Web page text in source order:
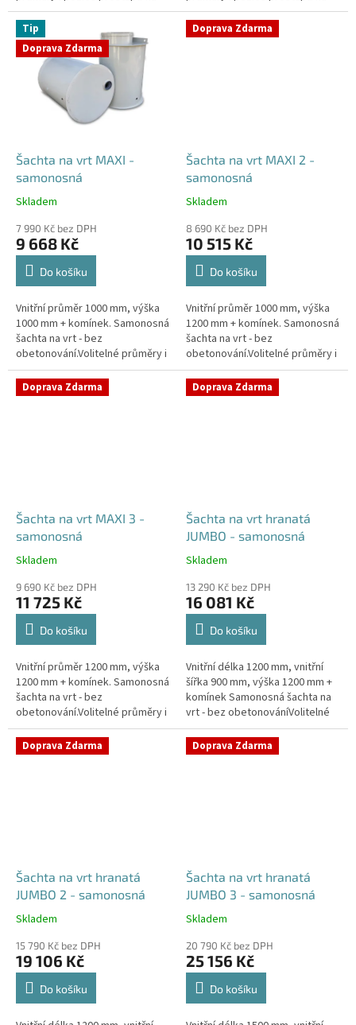
pažení vrtu, hadice i elektřinu -
požadované průměry...
pažení vrtu, hadice i elektřinu -
požadované průměry...
Tip
Doprava Zdarma
Šachta na vrt MAXI -
samonosná
Průměrné
produktu
je
4,4
hvězdiček.
Skladem
7 990 Kč bez DPH
9 668 Kč
Do košíku
Vnitřní průměr 1000 mm, výška
1000 mm + komínek. Samonosná
šachta na vrt - bez
obetonování.Volitelné průměry i
pozice prostupů na pažení vrtu,
hadice i elektřinu -
požadované...
Doprava Zdarma
Šachta na vrt MAXI 2 -
samonosná
Průměrné
produktu
je
4,5
hvězdiček.
Skladem
8 690 Kč bez DPH
10 515 Kč
Do košíku
Vnitřní průměr 1000 mm, výška
1200 mm + komínek. Samonosná
šachta na vrt - bez
obetonování.Volitelné průměry i
pozice prostupů na pažení vrtu,
hadice i elektřinu -
požadované...
Doprava Zdarma
Šachta na vrt MAXI 3 -
samonosná
Průměrné
produktu
je
4,2
hvězdiček.
Skladem
9 690 Kč bez DPH
11 725 Kč
Do košíku
Vnitřní průměr 1200 mm, výška
1200 mm + komínek. Samonosná
šachta na vrt - bez
obetonování.Volitelné průměry i
pozice prostupů na pažení vrtu,
hadice i elektřinu -
požadované...
Doprava Zdarma
Šachta na vrt hranatá
JUMBO - samonosná
Průměrné
produktu
je
5,0
hvězdiček.
Skladem
13 290 Kč bez DPH
16 081 Kč
Do košíku
Vnitřní délka 1200 mm, vnitřní
šířka 900 mm, výška 1200 mm +
komínek Samonosná šachta na
vrt - bez obetonováníVolitelné
průměry i pozice prostupů na
pažení vrtu, hadice i...
Doprava Zdarma
Šachta na vrt hranatá
JUMBO 2 - samonosná
Průměrné
produktu
je
5,0
Skladem
15 790 Kč bez DPH
19 106 Kč
Do košíku
Doprava Zdarma
Šachta na vrt hranatá
JUMBO 3 - samonosná
Průměrné
produktu
je
5,0
Skladem
20 790 Kč bez DPH
25 156 Kč
Do košíku